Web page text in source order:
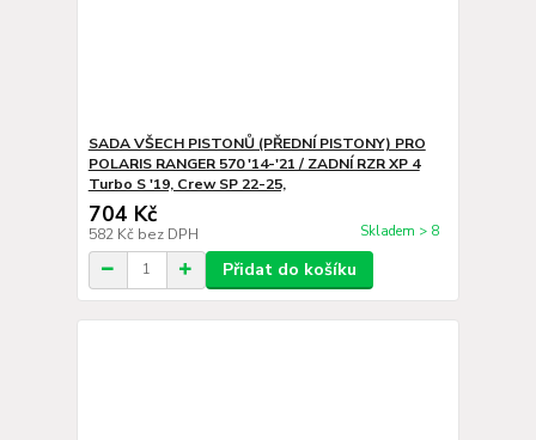
SADA VŠECH PISTONŮ (PŘEDNÍ PISTONY) PRO
POLARIS RANGER 570 '14-'21 / ZADNÍ RZR XP 4
Turbo S '19, Crew SP 22-25,
704 Kč
582 Kč bez DPH Skladem > 8
Přidat do košíku